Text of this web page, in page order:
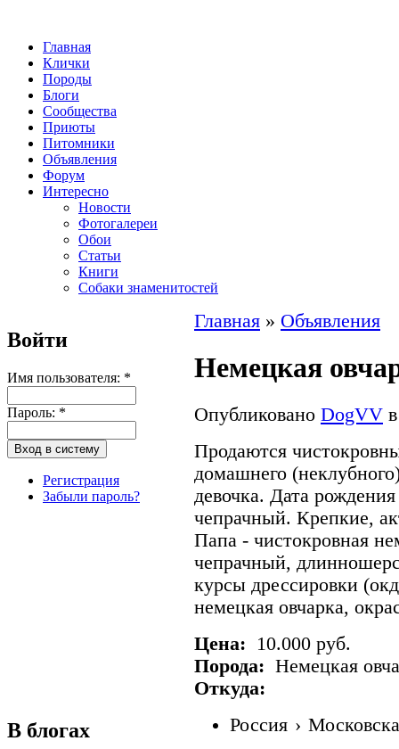
Главная
Клички
Породы
Блоги
Сообщества
Приюты
Питомники
Объявления
Форум
Интересно
Новости
Фотогалереи
Обои
Статьи
Книги
Собаки знаменитостей
Войти
Имя пользователя: *
Пароль: *
Регистрация
Забыли пароль?
В блогах
Главная » Объявления
Немецкая
Опубликовано DogVV
Продаются
домашнего
девочка. Дата
чепрачный. Крепкие,
Папа - чистокровная
чепрачный,
курсы дрессировки
немецкая овчарка,
Цена:
10.000 руб.
Порода: Немецкая
Откуда:
Россия ›